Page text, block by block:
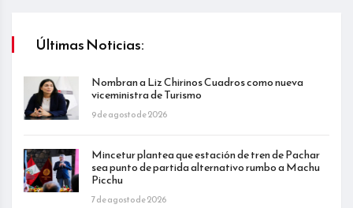
Últimas Noticias:
Nombran a Liz Chirinos Cuadros como nueva
viceministra de Turismo
9 de agosto de 2026
Mincetur plantea que estación de tren de Pachar
sea punto de partida alternativo rumbo a Machu
Picchu
7 de agosto de 2026